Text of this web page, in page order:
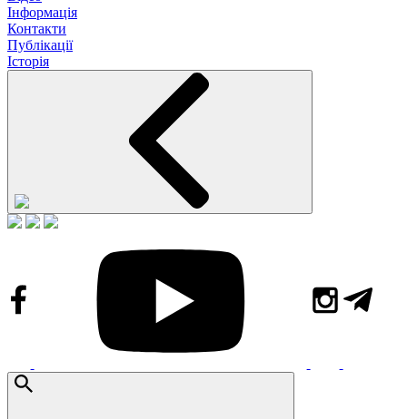
Інформація
Контакти
Публікації
Історія